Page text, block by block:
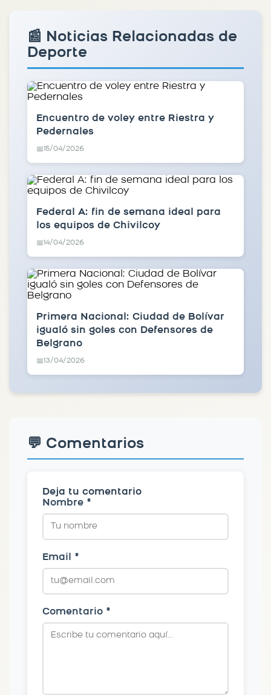
📰 Noticias Relacionadas de
Deporte
Encuentro de voley entre Riestra y
Pedernales
📅15/04/2026
Federal A: fin de semana ideal para
los equipos de Chivilcoy
📅14/04/2026
Primera Nacional: Ciudad de Bolívar
igualó sin goles con Defensores de
Belgrano
📅13/04/2026
💬 Comentarios
Deja tu comentario
Nombre *
Email *
Comentario *